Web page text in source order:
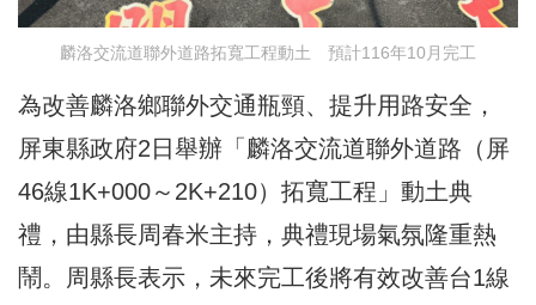
麟洛交流道聯外道路拓寬工程動土 預計116年10月完工
為改善麟洛鄉聯外交通瓶頸、提升用路安全，
屏東縣政府2日舉辦「麟洛交流道聯外道路（屏
46線1K+000～2K+210）拓寬工程」動土典
禮，由縣長周春米主持，典禮現場氣氛隆重熱
鬧。周縣長表示，未來完工後將有效改善台1線